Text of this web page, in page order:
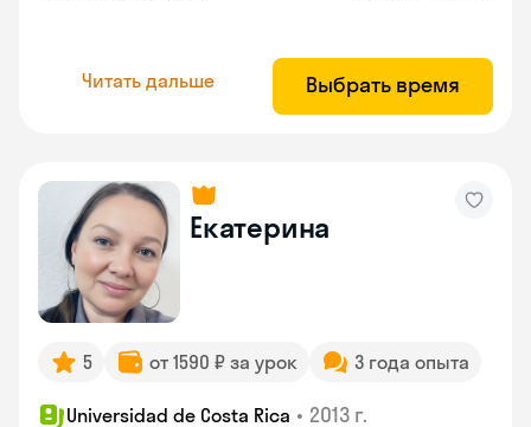
Читать дальше Выбрать время
Екатерина
5 от 1590 ₽ за урок 3 года опыта
Universidad de Costa Rica • 2013 г.